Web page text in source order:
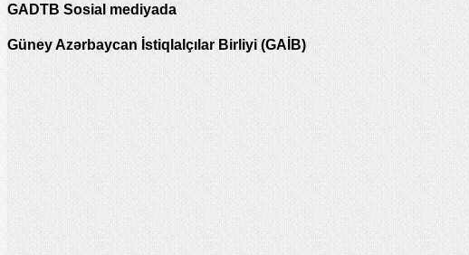
GADTB Sosial mediyada
Güney Azərbaycan İstiqlalçılar Birliyi (GAİB)